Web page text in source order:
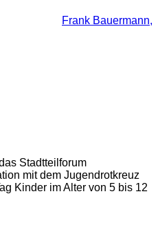
Frank Bauermann,
Stadtteilforum
mit dem Jugendrotkreuz
Kinder im Alter von 5 bis 12